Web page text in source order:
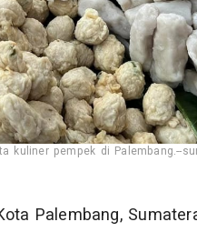
kuliner pempek di Palembang.--
Palembang,